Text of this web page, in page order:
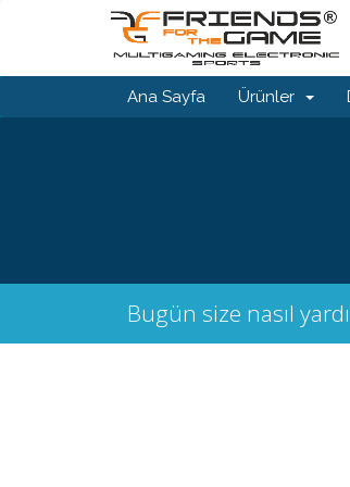
Ana Sayfa Ürünler
Bugün size nasıl